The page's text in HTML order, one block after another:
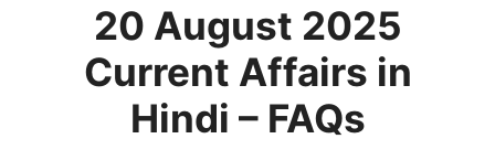
20 August 2025
Current Affairs in
Hindi – FAQs